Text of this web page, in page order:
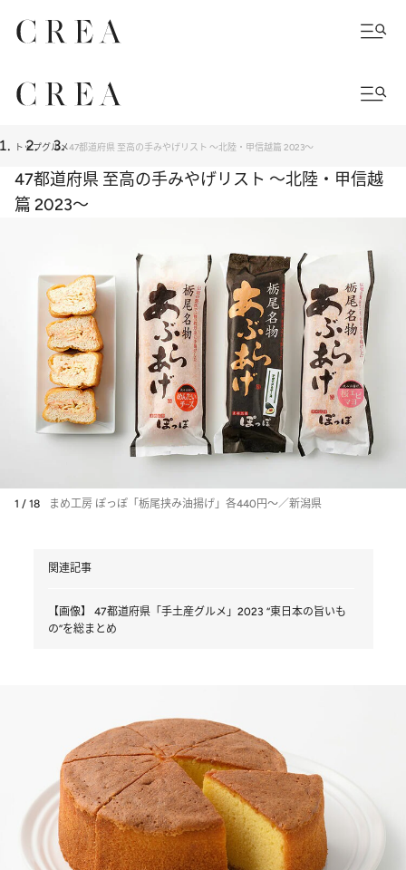
トップグルメ47都道府県 至高の手みやげリスト ～北陸・甲信越篇 2023～
47都道府県 至高の手みやげリスト ～北陸・甲信越
篇 2023～
1 / 18 まめ工房 ぽっぽ「栃尾挟み油揚げ」各440円～／新潟県
関連記事
【画像】 47都道府県「手土産グルメ」2023 “東日本の旨いも
の”を総まとめ